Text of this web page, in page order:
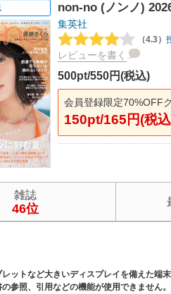
non-no (ノンノ)
集英社
（4.3）
レビューを書く
500pt/550円(税込)
会員登録限定70%OFF
150pt/165円(税
雑誌
46位
ットなど大きいディスプレイを備えた端
参照、引用などの機能が使用できません。